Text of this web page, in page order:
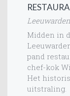
Leeuwarden
Midden in
pand
chef-kok
Het
uitstraling.